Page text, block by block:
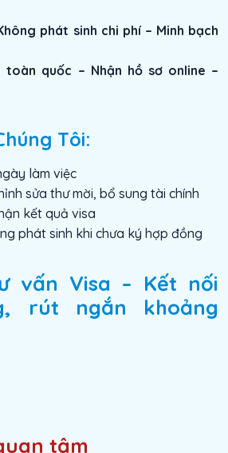
phát sinh chi phí – Minh bạch
toàn quốc – Nhận hồ sơ online –
Tôi:
làm việc
sửa thư mời, bổ sung tài chính
kết quả visa
phát sinh khi chưa ký hợp đồng
vấn Visa – Kết nối
rút ngắn khoảng
tâm